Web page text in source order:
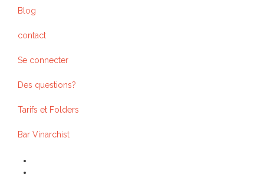
Blog
contact
Se connecter
Des questions?
Tarifs et Folders
Bar Vinarchist